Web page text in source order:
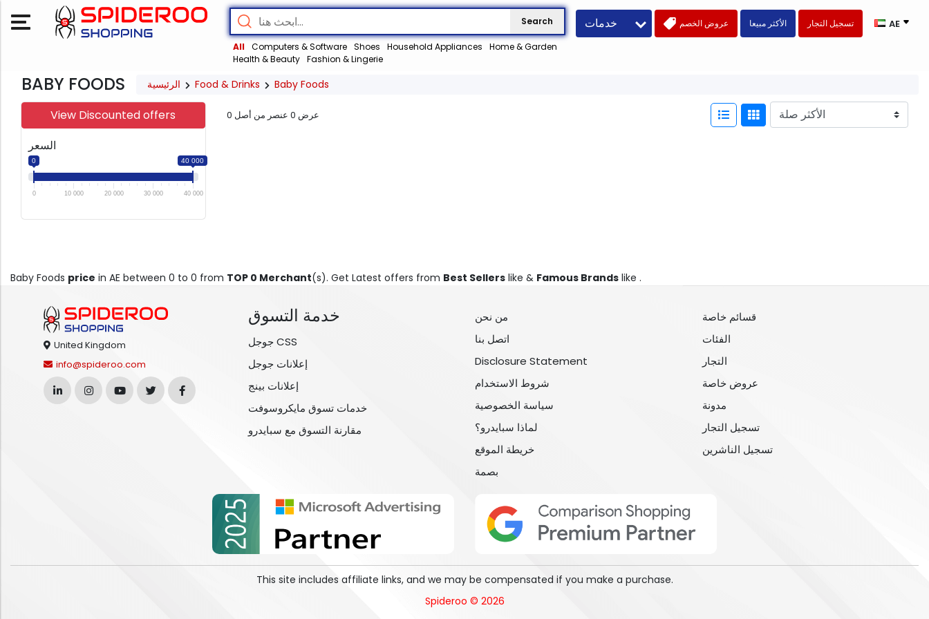
Search
All Computers & Software Shoes Household Appliances
Home & Garden
Health & Beauty Fashion & Lingerie
خدمات عروض الخصم الأكثر مبيعا تسجيل التجار AE
BABY FOODS الرئيسية Food & Drinks Baby Foods
View Discounted offers
السعر
0 40 000
0 10 000 20 000 30 000 40 000
عرض 0 عنصر من أصل 0
Baby Foods price in AE between 0 to 0 from TOP 0 Merchant(s). Get Latest offers from Best Sellers like & Famous Brands like .
United Kingdom
info@spideroo.com
خدمة التسوق
جوجل CSS
إعلانات جوجل
إعلانات بينج
خدمات تسوق مايكروسوفت
مقارنة التسوق مع سبايدرو
من نحن
اتصل بنا
Disclosure Statement
شروط الاستخدام
سياسة الخصوصية
لماذا سبايدرو؟
خريطة الموقع
بصمة
قسائم خاصة
الفئات
التجار
عروض خاصة
مدونة
تسجيل التجار
تسجيل الناشرين
This site includes affiliate links, and we may be compensated if you make a purchase.
Spideroo © 2026